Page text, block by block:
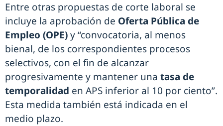
Entre otras propuestas de corte laboral se
incluye la aprobación de Oferta Pública de
Empleo (OPE)y “convocatoria, al menos
bienal, de los correspondientes procesos
selectivos, con el fin de alcanzar
progresivamente y mantener una tasa de
temporalidad en APS inferior al 10 por ciento”.
Esta medida también está indicada en el
medio plazo.